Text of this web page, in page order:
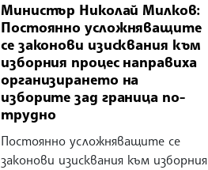
Министър Николай Милков:
Постоянно усложняващите
се законови изисквания към
изборния процес направиха
организирането на
изборите зад граница по-
трудно
Постоянно усложняващите се
законови изисквания към изборния